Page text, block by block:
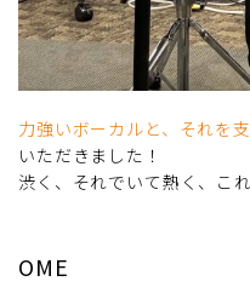
力強いボーカルと、それを
いただきました！
渋く、それでいて熱く、こ
OME